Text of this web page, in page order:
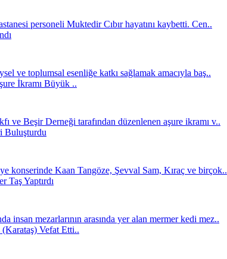
personeli Muktedir Cıbır hayatını kaybetti. Cen..
ve toplumsal esenliğe katkı sağlamak amacıyla baş..
İkramı Büyük ..
ve Beşir Derneği tarafından düzenlenen aşure ikramı v..
Buluşturdu
konserinde Kaan Tangöze, Şevval Sam, Kıraç ve birçok..
Taş Yaptırdı
insan mezarlarının arasında yer alan mermer kedi mez..
Vefat Etti..